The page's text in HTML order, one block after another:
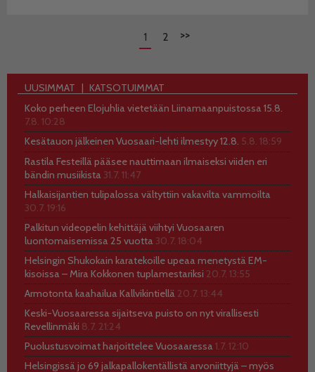
1 2 >>
UUSIMMAT
KATSOTUIMMAT
Koko perheen Elojuhlia vietetään Liinamaanpuistossa 15.8.
7.8. 10:28
Kesätauon jälkeinen Vuosaari-lehti ilmestyy 12.8. 5.8. 18:59
Rastila Festeillä pääsee nauttimaan ilmaiseksi viiden eri
bändin musiikista 31.7. 11:47
Halkaisijantien tulipalossa vältyttiin vakavilta vammoilta
30.7. 19:16
Palkitun videopelin kehittäjä viihtyi Vuosaaren
luontomaisemissa 25 vuotta 30.7. 18:04
Helsingin Shukokain karatekoille upeaa menetystä EM-
kisoissa – Mira Kokkonen tuplamestariksi 20.7. 13:55
Armotonta kaahailua Kallvikintiellä 20.7. 13:44
Keski-Vuosaaressa sijaitseva puisto on nyt virallisesti
Revellinmäki 8.7. 21:24
Puolustusvoimat harjoittelee Vuosaaressa 1.7. 12:10
Helsingissä jo 69 jalkapallokentällistä arvoniittyjä – myös